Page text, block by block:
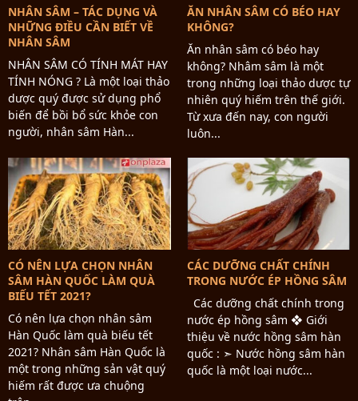
NHÂN SÂM – TÁC DỤNG VÀ
NHỮNG ĐIỀU CẦN BIẾT VỀ
NHÂN SÂM
NHÂN SÂM CÓ TÍNH MÁT HAY
TÍNH NÓNG ? Là một loại thảo
dược quý được sử dụng phổ
biến để bồi bổ sức khỏe con
người, nhân sâm Hàn...
ĂN NHÂN SÂM CÓ BÉO HAY
KHÔNG?
Ăn nhân sâm có béo hay
không? Nhâm sâm là một
trong những loại thảo dược tự
nhiên quý hiếm trên thế giới.
Từ xưa đến nay, con người
luôn...
CÓ NÊN LỰA CHỌN NHÂN
SÂM HÀN QUỐC LÀM QUÀ
BIẾU TẾT 2021?
Có nên lựa chọn nhân sâm
Hàn Quốc làm quà biếu tết
2021? Nhân sâm Hàn Quốc là
một trong những sản vật quý
hiếm rất được ưa chuộng
CÁC DƯỠNG CHẤT CHÍNH
TRONG NƯỚC ÉP HỒNG SÂM
Các dưỡng chất chính trong
nước ép hồng sâm ❖ Giới
thiệu về nước hồng sâm hàn
quốc : ➣ Nước hồng sâm hàn
quốc là một loại nước...